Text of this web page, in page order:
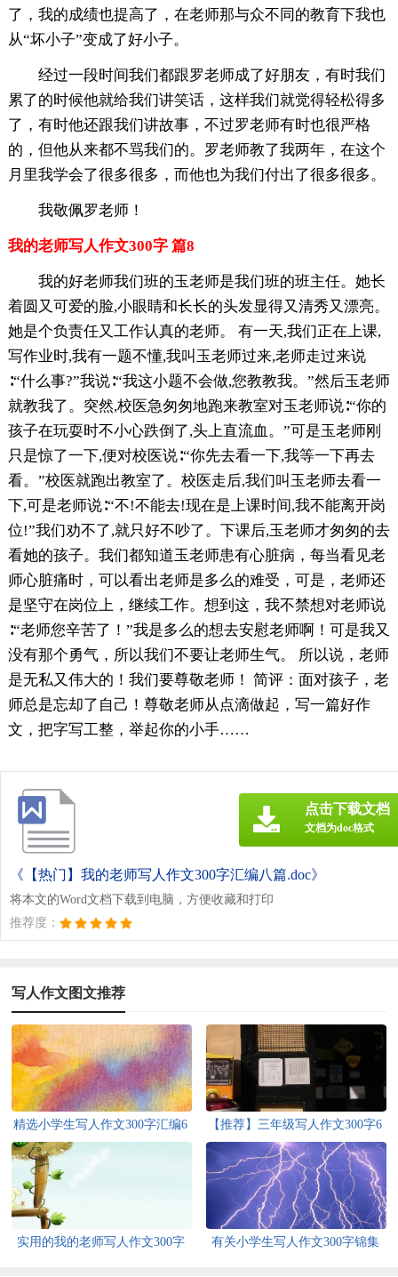
了，我的成绩也提高了，在老师那与众不同的教育下我也
从“坏小子”变成了好小子。
经过一段时间我们都跟罗老师成了好朋友，有时我们
累了的时候他就给我们讲笑话，这样我们就觉得轻松得多
了，有时他还跟我们讲故事，不过罗老师有时也很严格
的，但他从来都不骂我们的。罗老师教了我两年，在这个
月里我学会了很多很多，而他也为我们付出了很多很多。
我敬佩罗老师！
我的老师写人作文300字 篇8
我的好老师我们班的玉老师是我们班的班主任。她长
着圆又可爱的脸,小眼睛和长长的头发显得又清秀又漂亮。
她是个负责任又工作认真的老师。 有一天,我们正在上课,
写作业时,我有一题不懂,我叫玉老师过来,老师走过来说
∶“什么事?”我说∶“我这小题不会做,您教教我。”然后玉老师
就教我了。突然,校医急匆匆地跑来教室对玉老师说∶“你的
孩子在玩耍时不小心跌倒了,头上直流血。”可是玉老师刚
只是惊了一下,便对校医说∶“你先去看一下,我等一下再去
看。”校医就跑出教室了。校医走后,我们叫玉老师去看一
下,可是老师说∶“不!不能去!现在是上课时间,我不能离开岗
位!”我们劝不了,就只好不吵了。下课后,玉老师才匆匆的去
看她的孩子。我们都知道玉老师患有心脏病，每当看见老
师心脏痛时，可以看出老师是多么的难受，可是，老师还
是坚守在岗位上，继续工作。想到这，我不禁想对老师说
∶“老师您辛苦了！”我是多么的想去安慰老师啊！可是我又
没有那个勇气，所以我们不要让老师生气。 所以说，老师
是无私又伟大的！我们要尊敬老师！ 简评：面对孩子，老
师总是忘却了自己！尊敬老师从点滴做起，写一篇好作
文，把字写工整，举起你的小手……
《【热门】我的老师写人作文300字汇编八篇.doc》
将本文的Word文档下载到电脑，方便收藏和打印
推荐度：
点击下载文档
文档为doc格式
写人作文图文推荐
精选小学生写人作文300字汇编6
篇
【推荐】三年级写人作文300字6
篇
实用的我的老师写人作文300字
有关小学生写人作文300字锦集